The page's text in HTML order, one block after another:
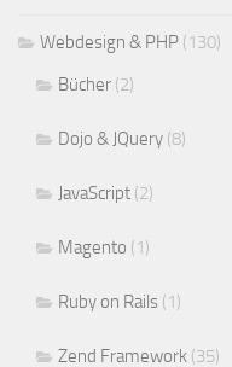
Webdesign & PHP (130)
Bücher (2)
Dojo & JQuery (8)
JavaScript (2)
Magento (1)
Ruby on Rails (1)
Zend Framework (35)